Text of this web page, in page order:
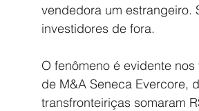
vendedora um estrangeiro.
investidores de fora.
O fenômeno é evidente
de M&A Seneca Evercore,
transfronteiriças somaram